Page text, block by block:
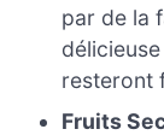
par de la
resteront
Fruits